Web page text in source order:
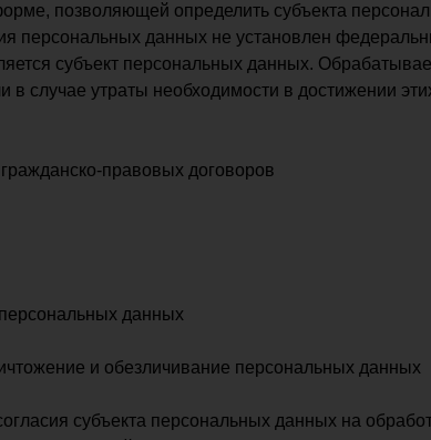
позволяющей определить субъекта
персональных данных не установлен
субъект персональных данных.
случае утраты необходимости в достижении
правовых договоров
данных
и обезличивание персональных данных
субъекта персональных данных на